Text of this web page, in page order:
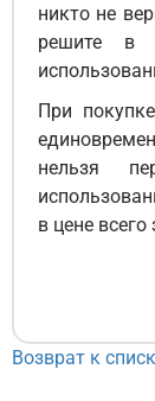
никто не
решите в
При
нельзя
в цене
Возврат к